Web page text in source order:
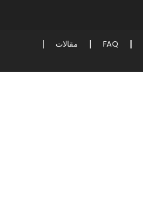
FAQ
مقالات